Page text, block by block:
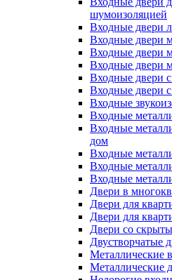
шумоизоляцией
Входные двери
Входные двери
Входные двери
Входные двери
Входные двери
Входные двери
Входные
Входные
Входные
дом
Входные
Входные
Входные
Двери в
Двери для
Двери для
Двери со
Двустворчатые
Металлические
Металлические